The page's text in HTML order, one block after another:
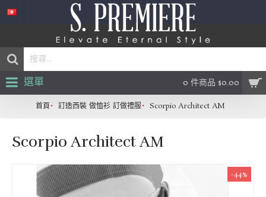
0 件商品 $0.00
選單
首頁 訂造西裝 做恤衫 訂做禮服 Scorpio Architect AM
Scorpio Architect AM
-44%